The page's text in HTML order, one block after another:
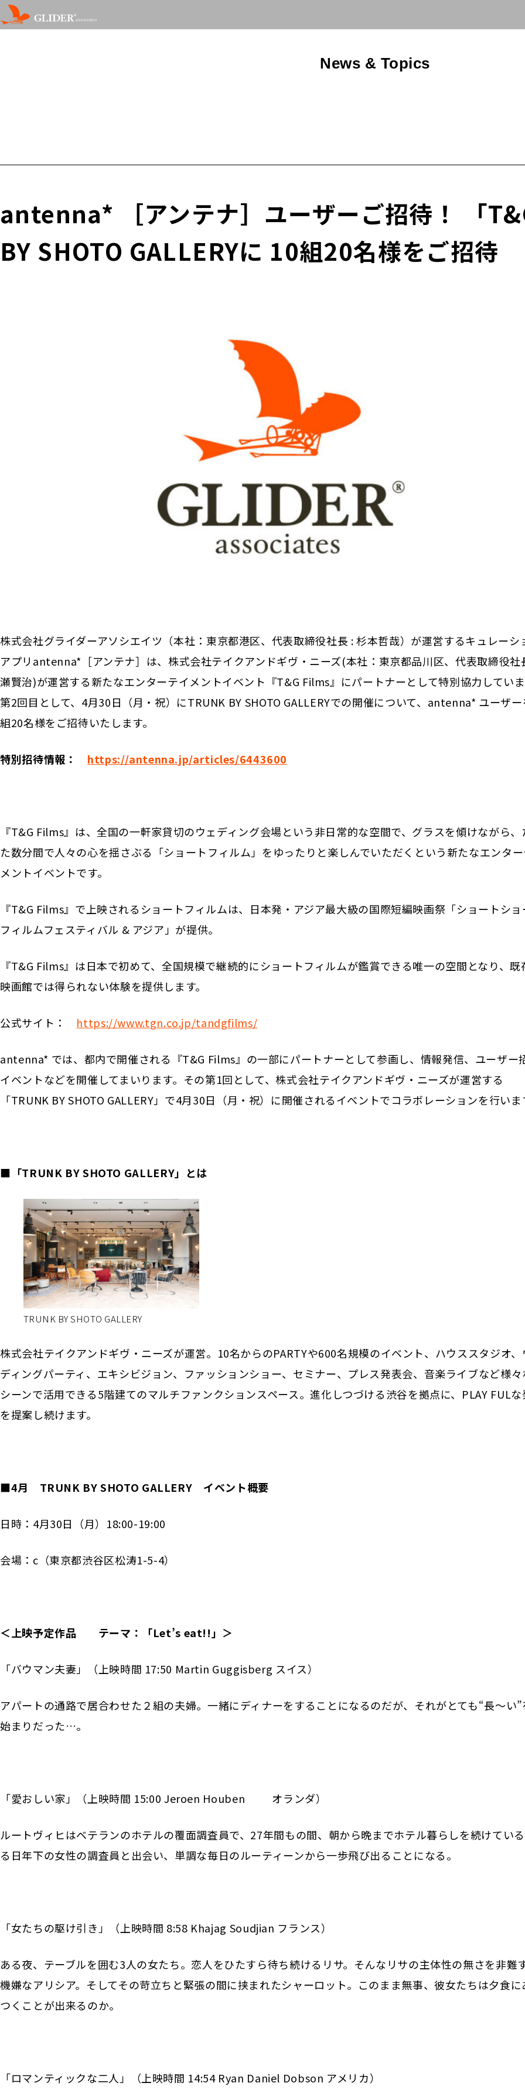
News & Topics
antenna* ［アンテナ］ユーザーご招待！ 「
BY SHOTO GALLERYに 10組20名様をご招待
株式会社グライダーアソシエイツ（本社：東京都港区、代表取締役社長 : 杉本哲哉）が運営するキュレーシ
アプリantenna*［アンテナ］は、株式会社テイクアンドギヴ・ニーズ(本社：東京都品川区、代表取締役社
瀬賢治)が運営する新たなエンターテイメントイベント『T&G Films』にパートナーとして特別協力していま
第2回目として、4月30日（月・祝）にTRUNK BY SHOTO GALLERYでの開催について、antenna* ユーザ
組20名様をご招待いたします。
特別招待情報： https://antenna.jp/articles/6443600
『T&G Films』は、全国の一軒家貸切のウェディング会場という非日常的な空間で、グラスを傾けながら、
た数分間で人々の心を揺さぶる「ショートフィルム」をゆったりと楽しんでいただくという新たなエンター
メントイベントです。
『T&G Films』で上映されるショートフィルムは、日本発・アジア最大級の国際短編映画祭「ショートショ
フィルムフェスティバル & アジア」が提供。
『T&G Films』は日本で初めて、全国規模で継続的にショートフィルムが鑑賞できる唯一の空間となり、既
映画館では得られない体験を提供します。
公式サイト： https://www.tgn.co.jp/tandgfilms/
antenna* では、都内で開催される『T&G Films』の一部にパートナーとして参画し、情報発信、ユーザー
イベントなどを開催してまいります。その第1回として、株式会社テイクアンドギヴ・ニーズが運営する
「TRUNK BY SHOTO GALLERY」で4月30日（月・祝）に開催されるイベントでコラボレーションを行いま
■ 「TRUNK BY SHOTO GALLERY」とは
TRUNK BY SHOTO GALLERY
株式会社テイクアンドギヴ・ニーズが運営。10名からのPARTYや600名規模のイベント、ハウススタジオ、
ディングパーティ、エキシビジョン、ファッションショー、セミナー、プレス発表会、音楽ライブなど様々
シーンで活用できる5階建てのマルチファンクションスペース。進化しつづける渋谷を拠点に、PLAY FULな
を提案し続けます。
■4月 TRUNK BY SHOTO GALLERY イベント概要
日時：4月30日（月）18:00-19:00
会場：c（東京都渋谷区松涛1-5-4）
＜上映予定作品 テーマ：「Let’s eat!!」＞
「バウマン夫妻」（上映時間 17:50 Martin Guggisberg スイス）
アパートの通路で居合わせた２組の夫婦。一緒にディナーをすることになるのだが、それがとても“長～い
始まりだった…。
「愛おしい家」（上映時間 15:00 Jeroen Houben オランダ）
ルートヴィヒはベテランのホテルの覆面調査員で、27年間もの間、朝から晩までホテル暮らしを続けてい
る日年下の女性の調査員と出会い、単調な毎日のルーティーンから一歩飛び出ることになる。
「女たちの駆け引き」（上映時間 8:58 Khajag Soudjian フランス）
ある夜、テーブルを囲む3人の女たち。恋人をひたすら待ち続けるリサ。そんなリサの主体性の無さを非難
機嫌なアリシア。そしてその苛立ちと緊張の間に挟まれたシャーロット。このまま無事、彼女たちは夕食に
つくことが出来るのか。
「ロマンティックな二人」（上映時間 14:54 Ryan Daniel Dobson アメリカ）